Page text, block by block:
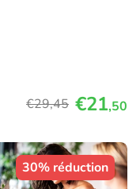
€29,45 €21,50
30% réduction